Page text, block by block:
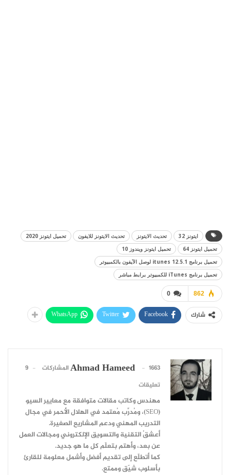
ايتونز 32 تحديث الايتونز تحديث الايتونز للايفون
تحميل ايتونز 2020
تحميل ايتونز 64
تحميل ايتونز ويندوز 10
تحميل برنامج itunes 12.5.1 لوصل الآيفون بالكمبيوتر
تحميل برنامج iTunes للكمبيوتر برابط مباشر
0 862
شارك Facebook
Twitter
WhatsApp
Ahmad Hameed 1663 المشاركات
9
تعليقات
مهندس وكاتب مقالات متوافقة مع معايير السيو
(SEO)، ومُدرِّب مُعتمد في الهلال الأحمر في مجال
التدريب المهني ودعم المشاريع الصغيرة.
أعشقُ التقنية والتسويق الإلكتروني ومجالات العمل
عن بعد، وأهتم بتعلّم كل ما هو جديد.
كما أتطلّع إلى تقديم أفضل وأشمل معلومة للقارئ
بأسلوب شيّق وممتع.